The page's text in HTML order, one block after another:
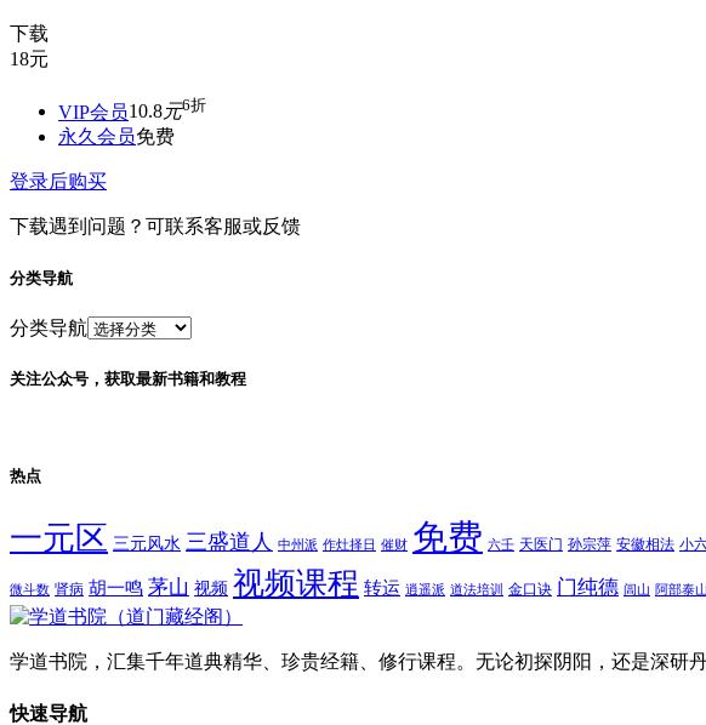
下载
18元
VIP会员10.8元6折
永久会员免费
登录后购买
下载遇到问题？可联系客服或反馈
分类导航
分类导航
关注公众号，获取最新书籍和教程
热点
一元区 三元风水 三盛道人 中州派 作灶择日 催财 免费 六壬 天医门 孙宗萍 安徽相法 小
微斗数 肾病 胡一鸣 茅山 视频 视频课程 转运 逍遥派 道法培训 金口诀 门纯德 闾山 阿部泰山
学道书院，汇集千年道典精华、珍贵经籍、修行课程。无论初探阴阳，还是深研
快速导航